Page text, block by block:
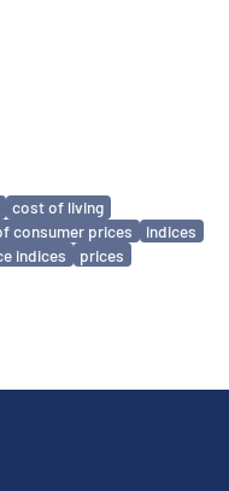
cost of living
consumer prices
indices
indices prices